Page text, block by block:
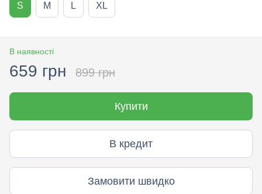
S M L XL
В наявності
659 грн 899 грн
Купити
В кредит
Замовити швидко